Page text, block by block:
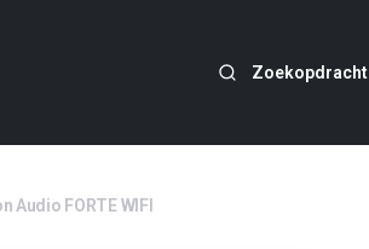
Zoekopdracht
Audio FORTE WIFI